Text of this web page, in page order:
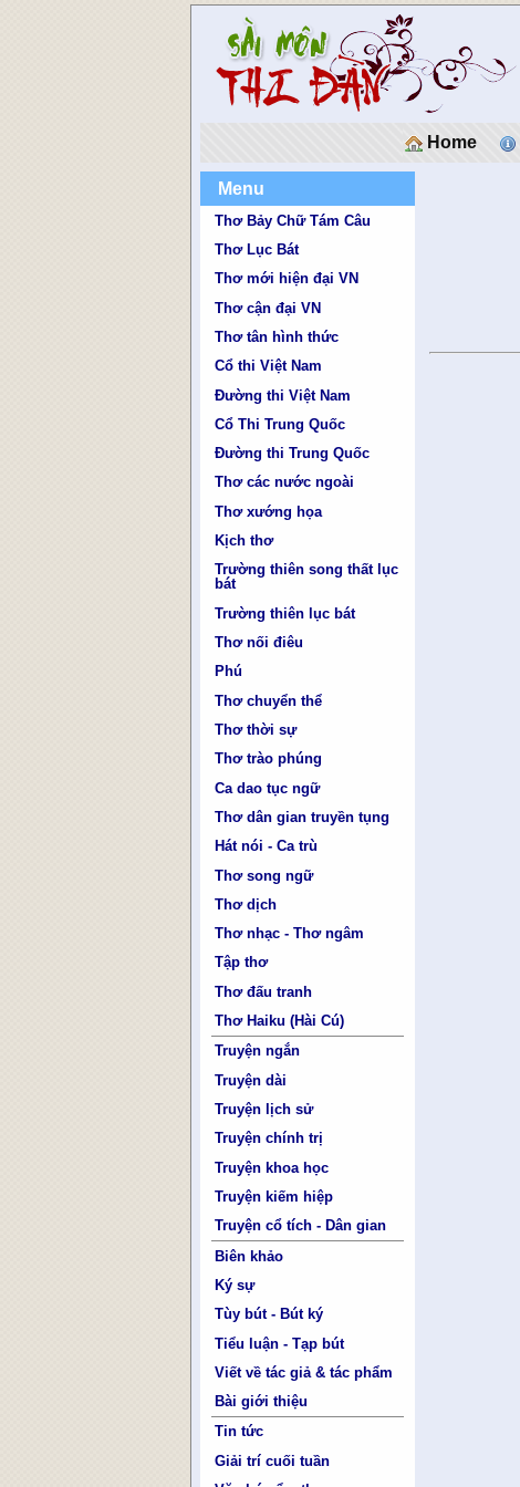
Home
Menu
Thơ Bảy Chữ Tám Câu
Thơ Lục Bát
Thơ mới hiện đại VN
Thơ cận đại VN
Thơ tân hình thức
Cổ thi Việt Nam
Đường thi Việt Nam
Cổ Thi Trung Quốc
Đường thi Trung Quốc
Thơ các nước ngoài
Thơ xướng họa
Kịch thơ
Trường thiên song thất lục
bát
Trường thiên lục bát
Thơ nối điêu
Phú
Thơ chuyển thể
Thơ thời sự
Thơ trào phúng
Ca dao tục ngữ
Thơ dân gian truyền tụng
Hát nói - Ca trù
Thơ song ngữ
Thơ dịch
Thơ nhạc - Thơ ngâm
Tập thơ
Thơ đấu tranh
Thơ Haiku (Hài Cú)
Truyện ngắn
Truyện dài
Truyện lịch sử
Truyện chính trị
Truyện khoa học
Truyện kiếm hiệp
Truyện cổ tích - Dân gian
Biên khảo
Ký sự
Tùy bút - Bút ký
Tiểu luận - Tạp bút
Viết về tác giả & tác phẩm
Bài giới thiệu
Tin tức
Giải trí cuối tuần